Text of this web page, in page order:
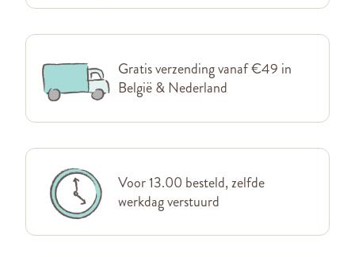
Gratis verzending vanaf €49 in
België & Nederland
Voor 13.00 besteld, zelfde
werkdag verstuurd